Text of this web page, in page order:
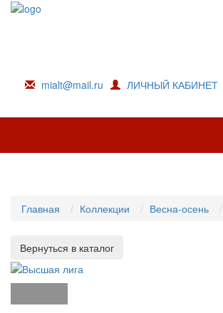
ЛИЧНЫЙ КАБИНЕТ
mialt@mail.ru
Главная Коллекции Весна-осень